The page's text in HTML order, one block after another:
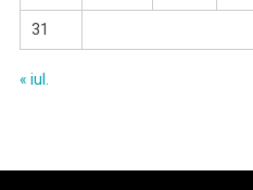
31
« iul.